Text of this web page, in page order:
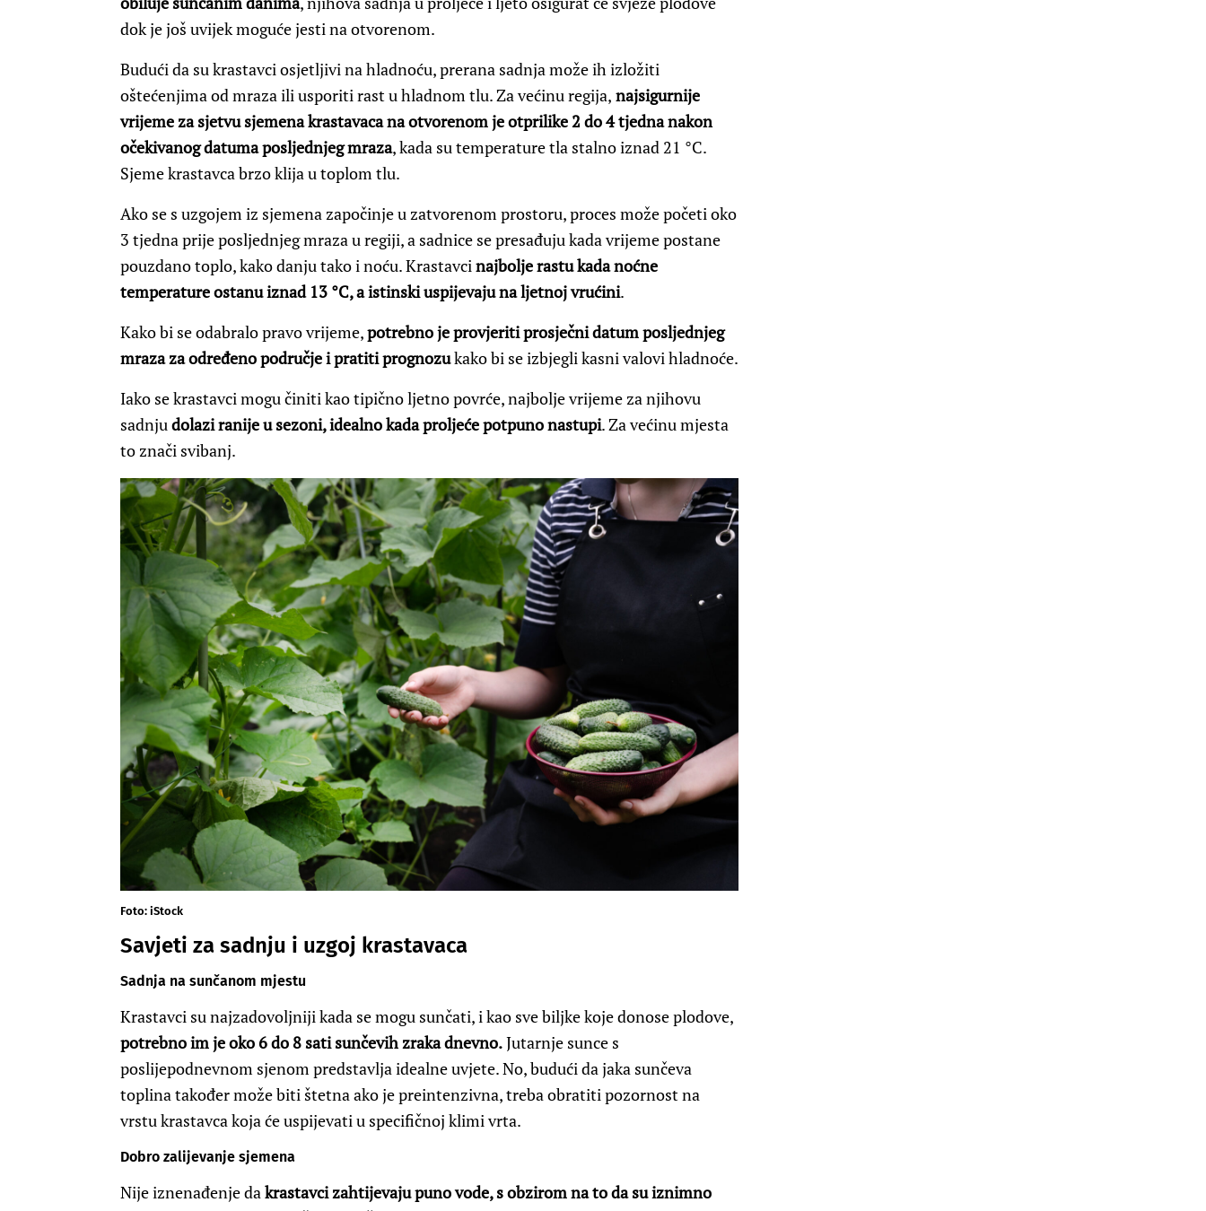
dok je još uvijek moguće jesti na otvorenom.
Budući da su krastavci osjetljivi na hladnoću, prerana sadnja može ih izložiti
oštećenjima od mraza ili usporiti rast u hladnom tlu. Za većinu regija, najsigurnije
vrijeme za sjetvu sjemena krastavaca na otvorenom je otprilike 2 do 4 tjedna nakon
očekivanog datuma posljednjeg mraza, kada su temperature tla stalno iznad 21 °C.
Sjeme krastavca brzo klija u toplom tlu.
Ako se s uzgojem iz sjemena započinje u zatvorenom prostoru, proces može početi oko
3 tjedna prije posljednjeg mraza u regiji, a sadnice se presađuju kada vrijeme postane
pouzdano toplo, kako danju tako i noću. Krastavci najbolje rastu kada noćne
temperature ostanu iznad 13 °C, a istinski uspijevaju na ljetnoj vrućini.
Kako bi se odabralo pravo vrijeme,potrebno je provjeriti prosječni datum posljednjeg
mraza za određeno područje i pratiti prognozukako bi se izbjegli kasni valovi hladnoće.
Iako se krastavci mogu činiti kao tipično ljetno povrće, najbolje vrijeme za njihovu
sadnju dolazi ranije u sezoni, idealno kada proljeće potpuno nastupi. Za većinu mjesta
to znači svibanj.
Foto: iStock
Savjeti za sadnju i uzgoj krastavaca
Sadnja na sunčanom mjestu
Krastavci su najzadovoljniji kada se mogu sunčati, i kao sve biljke koje donose plodove,
potrebno im je oko 6 do 8 sati sunčevih zraka dnevno.Jutarnje sunce s
poslijepodnevnom sjenom predstavlja idealne uvjete. No, budući da jaka sunčeva
toplina također može biti štetna ako je preintenzivna, treba obratiti pozornost na
vrstu krastavca koja će uspijevati u specifičnoj klimi vrta.
Dobro zalijevanje sjemena
Nije iznenađenje dakrastavci zahtijevaju puno vode, s obzirom na to da su iznimno